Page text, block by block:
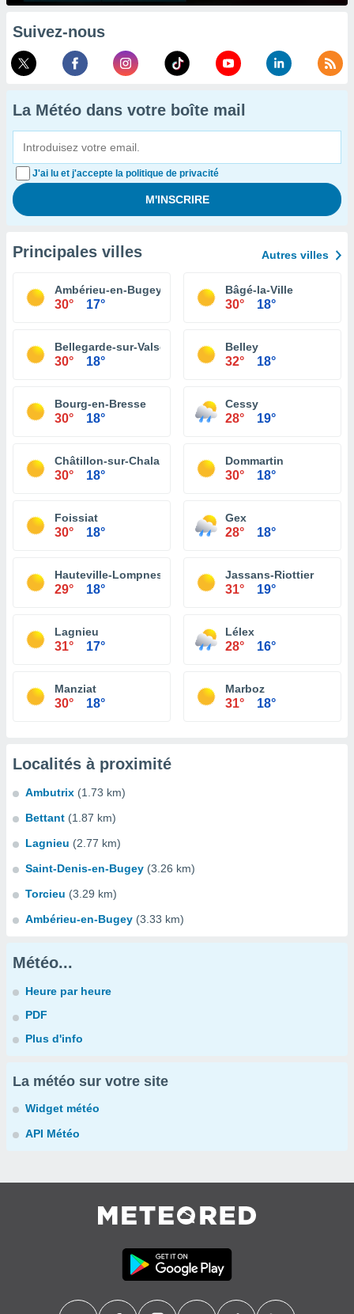
Suivez-nous
La Météo dans votre boîte mail
J'ai lu et j'accepte la politique de privacité
Principales villes Autres villes
Ambérieu-en-Bugey
30° 17°
Bâgé-la-Ville
30° 18°
Bellegarde-sur-Valserine
30° 18°
Belley
32° 18°
Bourg-en-Bresse
30° 18°
Cessy
28° 19°
Châtillon-sur-Chalaronne
30° 18°
Dommartin
30° 18°
Foissiat
30° 18°
Gex
28° 18°
Hauteville-Lompnes
29° 18°
Jassans-Riottier
31° 19°
Lagnieu
31° 17°
Lélex
28° 16°
Manziat
30° 18°
Marboz
31° 18°
Localités à proximité
Ambutrix (1.73 km)
Bettant (1.87 km)
Lagnieu (2.77 km)
Saint-Denis-en-Bugey (3.26 km)
Torcieu (3.29 km)
Ambérieu-en-Bugey (3.33 km)
Météo...
Heure par heure
PDF
Plus d'info
La météo sur votre site
Widget météo
API Météo